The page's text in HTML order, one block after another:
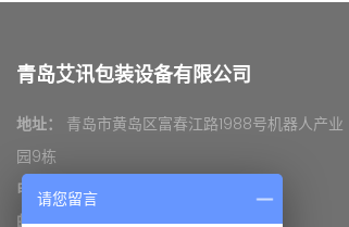
青岛艾讯包装设备有限公司
地址：
青岛市黄岛区富春江路1988号机器人产业
园9栋
电话：0532- 81731825
请您留言